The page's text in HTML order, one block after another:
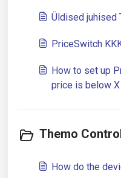
Üldised juhised
PriceSwitch
How to set up
price is below X
Themo
How do the